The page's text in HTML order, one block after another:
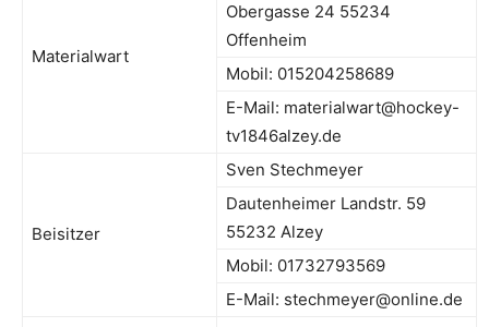
Materialwart
Obergasse 24 55234
Offenheim
Mobil: 015204258689
E-Mail: materialwart@hockey-
tv1846alzey.de
Beisitzer
Sven Stechmeyer
Dautenheimer Landstr. 59
55232 Alzey
Mobil: 01732793569
E-Mail: stechmeyer@online.de